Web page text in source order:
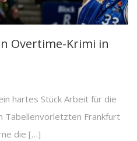
Overtime-Krimi in
hartes Stück Arbeit für die
Tabellenvorletzten Frankfurt
die […]